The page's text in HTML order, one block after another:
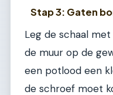
Stap 3: Gaten
Leg de schaal
de muur op de
een potlood een
de schroef moet